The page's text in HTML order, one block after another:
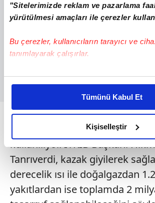
"Sitelerimizde reklam ve pazarlama
yürütülmesi amaçları ile çerezler
Bu çerezler, kullanıcıların tarayıcı ve
tanımlayarak çalışırlar.
Bu çerezlere izin vermeniz halinde
daha iyi reklam deneyimi yaşatabiliriz.
amacımızın size daha iyi bir reklam
olduğunu ve sizlere en iyi içerikleri
elimizden gelen çabayı gösterdiğimizi ve
reklamların maliyetlerimizi karşılamak
kalemimiz olduğunu sizlere hatırlatmak
Her halükârda, kullanıcılar, bu çerezlere
takdirde, kullanıcılara hedefli reklamlar
Tümünü Kabul Et
Kişiselleştir
Türkiye'nin 20 milyar dolarlık
ithalatının 6 milyar doları
kullanılıyor. İTKİB Başkanı
Tanrıverdi, kazak giyilerek
derecelik ısı ile doğalgazdan
yakıtlardan ise toplamda 2